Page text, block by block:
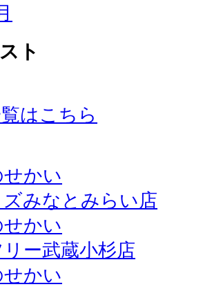
ト
はこちら
かい
みなとみらい店
かい
ー武蔵小杉店
かい